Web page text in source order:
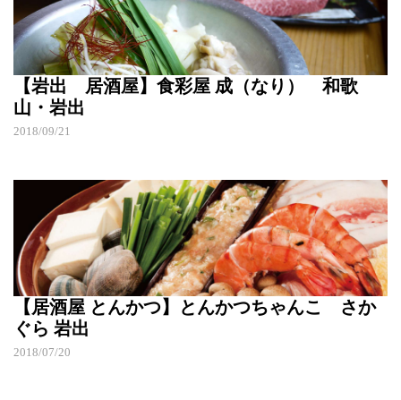
【岩出 居酒屋】食彩屋 成（なり） 和歌
山・岩出
2018/09/21
【居酒屋 とんかつ】とんかつちゃんこ さか
ぐら 岩出
2018/07/20